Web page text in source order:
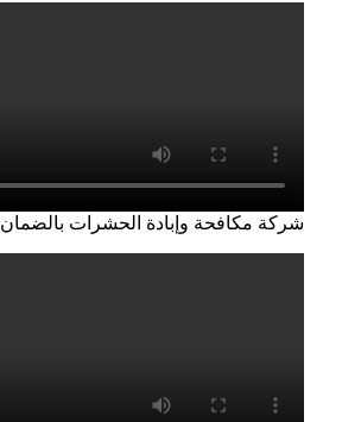
شركة مكافحة وإبادة الحشرات بالضمان